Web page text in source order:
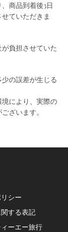
商品到着後3日
ていただきま
負担させていた
の誤差が生じる
により、実際の
ざいます。
シー
する表記
ーエー旅行